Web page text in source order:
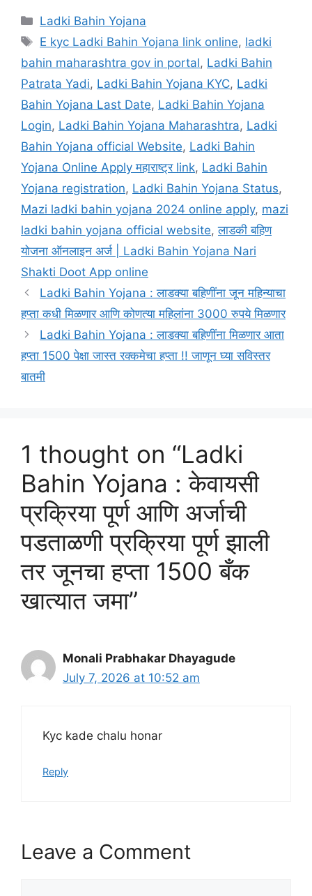
Categories
Ladki Bahin Yojana
Tags
E kyc Ladki Bahin Yojana link online, ladki
bahin maharashtra gov in portal, Ladki Bahin
Patrata Yadi, Ladki Bahin Yojana KYC, Ladki
Bahin Yojana Last Date, Ladki Bahin Yojana
Login, Ladki Bahin Yojana Maharashtra, Ladki
Bahin Yojana official Website, Ladki Bahin
Yojana Online Apply महाराष्ट्र link, Ladki Bahin
Yojana registration, Ladki Bahin Yojana Status,
Mazi ladki bahin yojana 2024 online apply, mazi
ladki bahin yojana official website,लाडकी बहिण
योजना ऑनलाइन अर्ज | Ladki Bahin Yojana Nari
Shakti Doot App online
Ladki Bahin Yojana : लाडक्या बहिणींना जून महिन्याचा
हप्ता कधी मिळणार आणि कोणत्या महिलांना 3000 रुपये मिळणार
Ladki Bahin Yojana : लाडक्या बहिणींना मिळणार आता
हप्ता 1500 पेक्षा जास्त रक्कमेचा हप्ता !! जाणून घ्या सविस्तर
बातमी
1 thought on “Ladki
Bahin Yojana : केवायसी
प्रक्रिया पूर्ण आणि अर्जाची
पडताळणी प्रक्रिया पूर्ण झाली
तर जूनचा हप्ता 1500 बँक
खात्यात जमा”
Monali Prabhakar Dhayagude
July 7, 2026 at 10:52 am
Kyc kade chalu honar
Reply
Leave a Comment